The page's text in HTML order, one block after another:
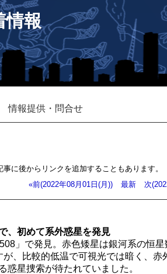
情報
情報提供・問合せ
に後からリンクを追加することもあります。
«前(2022年08月01日(月))
最新 次
、初めて系外惑星を発見
」で発見。赤色矮星は銀河系の恒
、比較的低温で可視光では暗く、赤
惑星捜索が待たれていました。